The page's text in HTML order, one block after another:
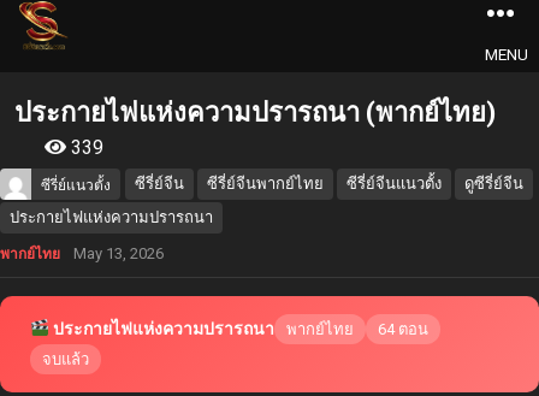
MENU
ประกายไฟแห่งความปรารถนา (พากย์ไทย)
339
ซีรี่ย์แนวตั้ง ซีรี่ย์จีน ซีรี่ย์จีนพากย์ไทย ซีรี่ย์จีนแนวตั้ง
ดูซีรี่ย์จีน
ประกายไฟแห่งความปรารถนา
พากย์ไทย May 13, 2026
ประกายไฟแห่งความปรารถนา พากย์ไทย
64 ตอน
จบแล้ว